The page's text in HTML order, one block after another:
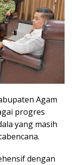
Agam
progres
yang masih
dengan